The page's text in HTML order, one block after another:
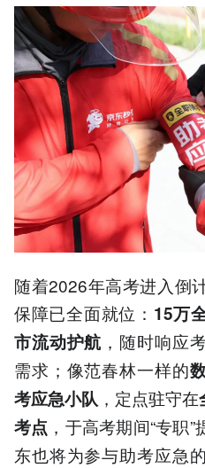
随着2026年高考进入倒
保障已全面就位： 15万
市流动护航 ，随时响应
需求；像范春林一样的
考应急小队 ，定点驻守在
考点 ，于高考期间“专职
东也将为参与助考应急